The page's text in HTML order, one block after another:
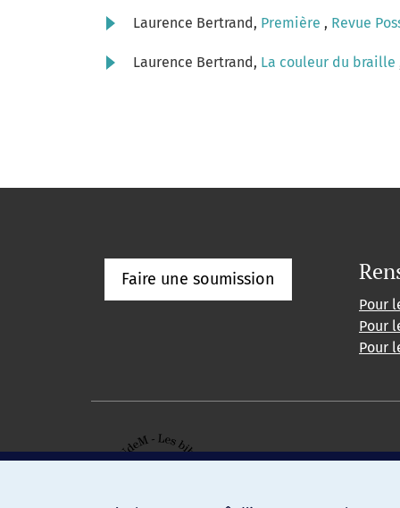
Laurence Bertrand, Première , Revue
Laurence Bertrand, La couleur du braille
Faire une soumission
Pour
Pour
Pour